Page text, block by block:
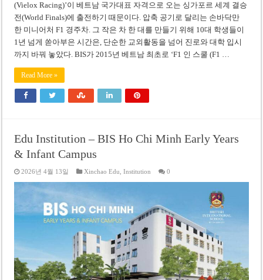
(Vielox Racing)’이 베트남 국가대표 자격으로 오는 싱가포르 세계 결승
전(World Finals)에 출전하기 때문이다. 압축 공기로 달리는 손바닥만
한 미니어처 F1 경주차. 그 작은 차 한 대를 만들기 위해 10대 학생들이
1년 넘게 쏟아부은 시간은, 단순한 교외활동을 넘어 진로와 대학 입시
까지 바꿔 놓았다. BIS가 2015년 베트남 최초로 ‘F1 인 스쿨 (F1 …
Read More »
Edu Institution – BIS Ho Chi Minh Early Years
& Infant Campus
2026년 4월 13일 Xinchao Edu ,Institution 0